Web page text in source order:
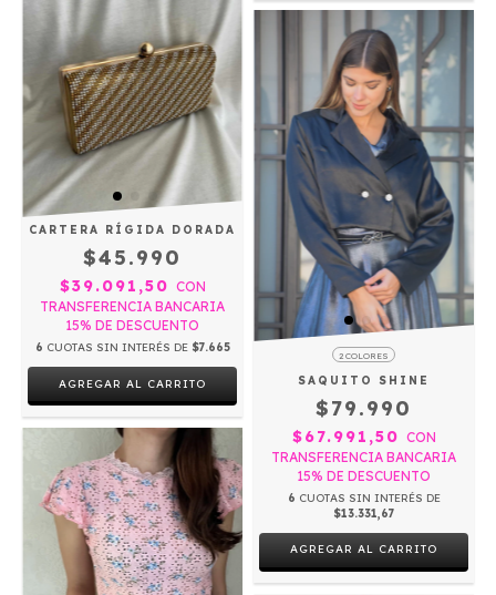
CARTERA RÍGIDA DORADA
$45.990
$39.091,50 CON
TRANSFERENCIA BANCARIA
15% DE DESCUENTO
6 CUOTAS SIN INTERÉS DE $7.665
2 COLORES
SAQUITO SHINE
$79.990
$67.991,50 CON
TRANSFERENCIA BANCARIA
15% DE DESCUENTO
6 CUOTAS SIN INTERÉS DE
$13.331,67
AGREGAR AL CARRITO